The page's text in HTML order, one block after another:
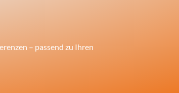
– passend zu Ihren